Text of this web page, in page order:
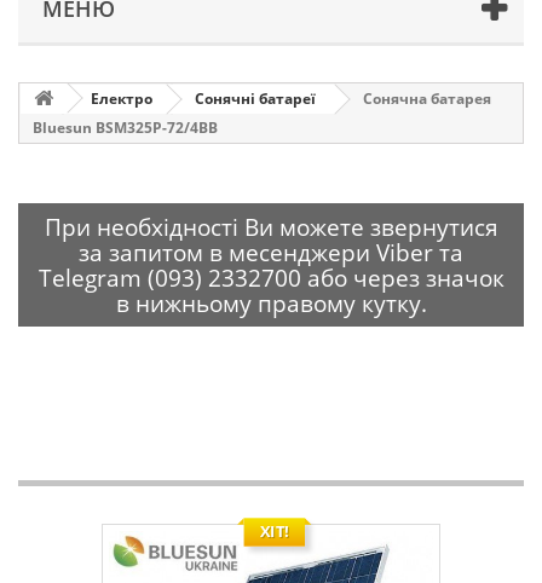
МЕНЮ
Електро Сонячні батареї
Сонячна батарея
Bluesun BSM325Р-72/4BB
При необхідності Ви можете звернутися
за запитом в месенджери Viber та
Telegram (093) 2332700 або через значок
в нижньому правому кутку.
ХІТ!